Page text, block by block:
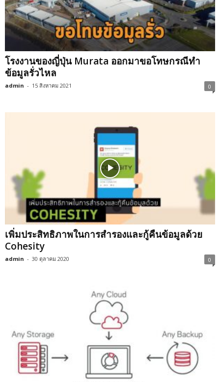
โรงงานของญี่ปุ่น Murata ออกมาขอโทษกรณีทำ
ข้อมูลรั่วไหล
admin - 15 สิงหาคม 2021 0
เพิ่มประสิทธิภาพในการสำรองและกู้คืนข้อมูลด้วย
Cohesity
admin - 30 ตุลาคม 2020 0